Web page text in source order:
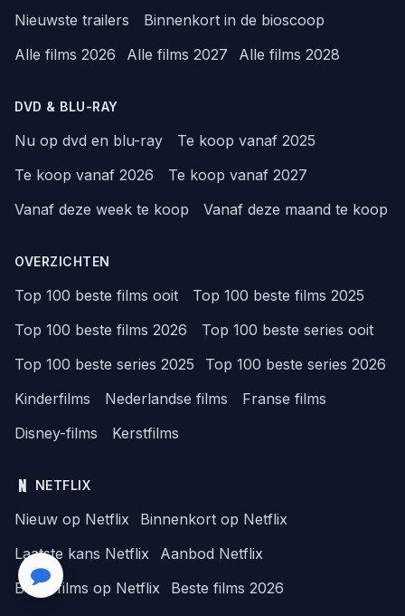
Nieuwste trailers
Binnenkort in de bioscoop
Alle films 2026
Alle films 2027 Alle films 2028
DVD & BLU-RAY
Nu op dvd en blu-ray
Te koop vanaf 2025
Te koop vanaf 2026
Te koop vanaf 2027
Vanaf deze week te koop
Vanaf deze maand te koop
OVERZICHTEN
Top 100 beste films ooit
Top 100 beste films 2025
Top 100 beste films 2026
Top 100 beste series ooit
Top 100 beste series 2025
Top 100 beste series 2026
Kinderfilms
Nederlandse films
Franse films
Disney-films
Kerstfilms
NETFLIX
Nieuw op Netflix
Binnenkort op Netflix
Laatste kans Netflix
Aanbod Netflix
Beste films op Netflix
Beste films 2026